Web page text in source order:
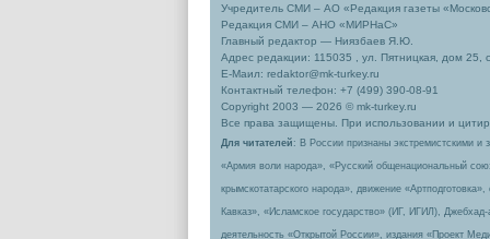
Учредитель СМИ – АО «Редакция газеты
Редакция СМИ – АНО «МИРНаС»
Главный редактор — Ниязбаев Я.Ю.
Адрес редакции: 115035 , ул. Пятницкая, дом 25,
Е-Маил: redaktor@mk-turkey.ru
Контактный телефон: +7 (499) 390-08-91
Copyright 2003 — 2026 © mk-turkey.ru
Все права защищены. При использовании и
Для читателей : В России признаны экстремистскими и
«Армия воли народа», «Русский общенациональный
крымскотатарского народа», движение
Кавказ», «Исламское государство» (ИГ, ИГИЛ),
деятельность «Открытой России», издания «Проект